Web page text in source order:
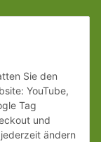
Sie den
YouTube,
Tag
und
ändern